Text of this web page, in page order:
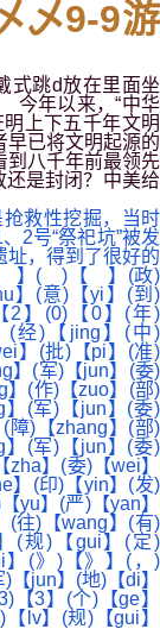
乄9-9游
式跳d放在里面坐
年以来，“中华
上下五千年文明
早已将文明起源的
到八千年前最领先
是封闭？中美给
救性挖掘，当时
2号“祭祀坑”被发
址，得到了很好的
( )【 】(政)
】(意)【yi】(到)
2】(0)【0】(年)
(经)【jing】(中)
】(批)【pi】(准)
】(军)【jun】(委)
】(作)【zuo】(部)
】(军)【jun】(委)
障)【zhang】(部)
】(军)【jun】(委)
】(委)【wei】
】(印)【yin】(发)
yu】(严)【yan】
(往)【wang】(有)
(规)【gui】(定)
】(》)【》】(，)
【jun】(地)【di】
【3】(个)【ge】
lv】(规)【gui】